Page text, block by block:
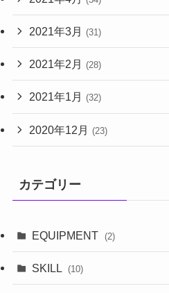
2021年3月 (31)
2021年2月 (28)
2021年1月 (32)
2020年12月 (23)
カテゴリー
EQUIPMENT (2)
SKILL (10)